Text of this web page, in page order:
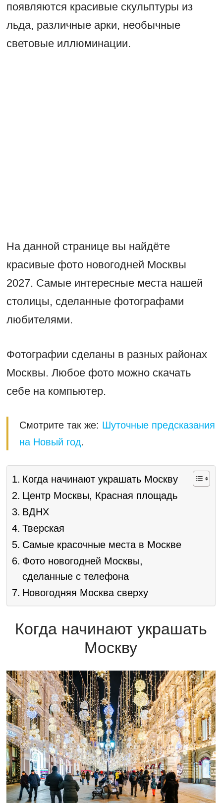
появляются красивые скульптуры из
льда, различные арки, необычные
световые иллюминации.
На данной странице вы найдёте
красивые фото новогодней Москвы
2027. Самые интересные места нашей
столицы, сделанные фотографами
любителями.
Фотографии сделаны в разных районах
Москвы. Любое фото можно скачать
себе на компьютер.
Смотрите так же: Шуточные предсказания
на Новый год.
Когда начинают украшать Москву
Центр Москвы, Красная площадь
ВДНХ
Тверская
Самые красочные места в Москве
Фото новогодней Москвы,
сделанные с телефона
Новогодняя Москва сверху
Когда начинают украшать
Москву